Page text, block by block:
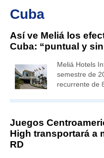
Cuba
Así ve Meliá los
Cuba: “puntual y
Meliá Hotels
semestre de
recurrente de
Juegos
High transportará a
RD